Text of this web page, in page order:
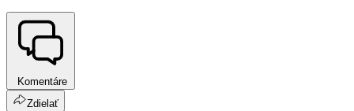
Komentáre
Zdielať